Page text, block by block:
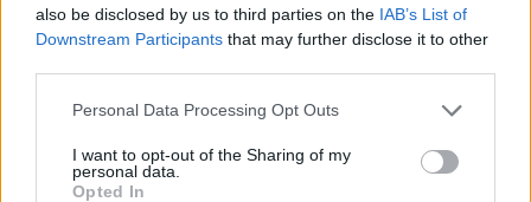
also be disclosed by us to third parties on the IAB’s List of
Downstream Participants that may further disclose it to other
Personal Data Processing Opt Outs
I want to opt-out of the Sharing of my
personal data.
Opted In